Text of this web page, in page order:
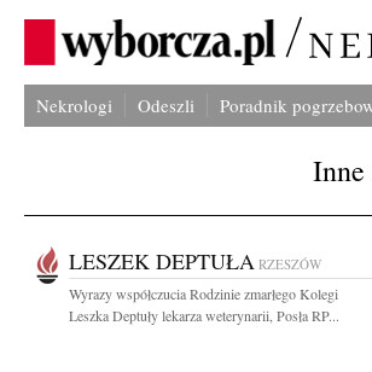
Nekrologi Odeszli Poradnik
LESZEK DEPTUŁA RZESZÓW
Wyrazy współczucia Rodzinie zmarłego Kolegi
Leszka Deptuły lekarza weterynarii, Posła RP...